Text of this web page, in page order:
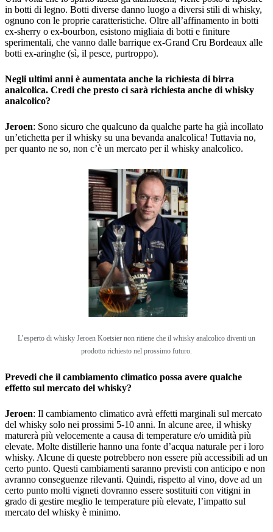
in botti di legno. Botti diverse danno luogo a diversi stili di whisky,
ognuno con le proprie caratteristiche. Oltre all’affinamento in botti
ex-sherry o ex-bourbon, esistono migliaia di botti e finiture
sperimentali, che vanno dalle barrique ex-Grand Cru Bordeaux alle
botti ex-aringhe (sì, il pesce, purtroppo).
Negli ultimi anni è aumentata anche la richiesta di birra
analcolica. Credi che presto ci sarà richiesta anche di whisky
analcolico?
Jeroen: Sono sicuro che qualcuno da qualche parte ha già incollato
un’etichetta per il whisky su una bevanda analcolica! Tuttavia no,
per quanto ne so, non c’è un mercato per il whisky analcolico.
L’esperto di whisky Jeroen Koetsier non ritiene che il whisky analcolico diventi un
prodotto richiesto nel prossimo futuro.
Prevedi che il cambiamento climatico possa avere qualche
effetto sul mercato del whisky?
Jeroen: Il cambiamento climatico avrà effetti marginali sul mercato
del whisky solo nei prossimi 5-10 anni. In alcune aree, il whisky
maturerà più velocemente a causa di temperature e/o umidità più
elevate. Molte distillerie hanno una fonte d’acqua naturale per i loro
whisky. Alcune di queste potrebbero non essere più accessibili ad un
certo punto. Questi cambiamenti saranno previsti con anticipo e non
avranno conseguenze rilevanti. Quindi, rispetto al vino, dove ad un
certo punto molti vigneti dovranno essere sostituiti con vitigni in
grado di gestire meglio le temperature più elevate, l’impatto sul
mercato del whisky è minimo.